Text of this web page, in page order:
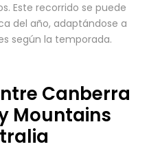
Este recorrido se puede
del año, adaptándose a
según la temporada.
Canberra
Mountains